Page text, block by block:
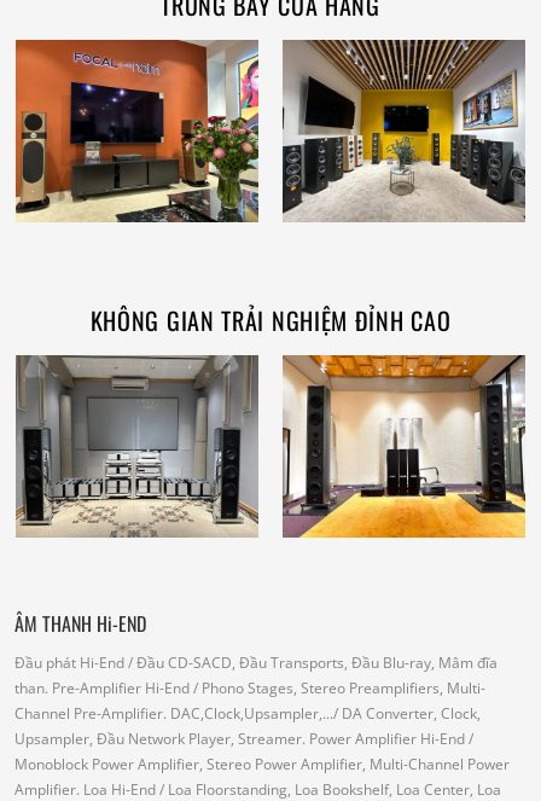
KHÔNG GIAN TRẢI NGHIỆM ĐỈNH CAO
ÂM THANH Hi-END
Đầu phát Hi-End/ Đầu CD-SACD, Đầu Transports, Đầu Blu-ray, Mâm đĩa
than. Pre-Amplifier Hi-End/ Phono Stages, Stereo Preamplifiers, Multi-
Channel Pre-Amplifier. DAC,Clock,Upsampler,.../ DA Converter, Clock,
Upsampler, Đầu Network Player, Streamer. Power Amplifier Hi-End/
Monoblock Power Amplifier, Stereo Power Amplifier, Multi-Channel Power
Amplifier. Loa Hi-End/ Loa Floorstanding, Loa Bookshelf, Loa Center, Loa